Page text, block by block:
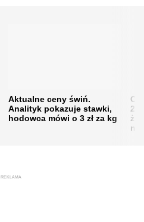
Aktualne ceny świń.
Analityk pokazuje stawki,
hodowca mówi o 3 zł za kg
REKLAMA